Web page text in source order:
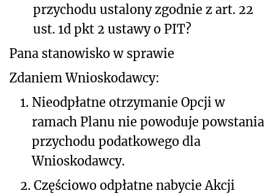
przychodu ustalony zgodnie z art. 22
ust. 1d pkt 2 ustawy o PIT?
Pana stanowisko w sprawie
Zdaniem Wnioskodawcy:
1. Nieodpłatne otrzymanie Opcji w
ramach Planu nie powoduje powstania
przychodu podatkowego dla
Wnioskodawcy.
2. Częściowo odpłatne nabycie Akcji